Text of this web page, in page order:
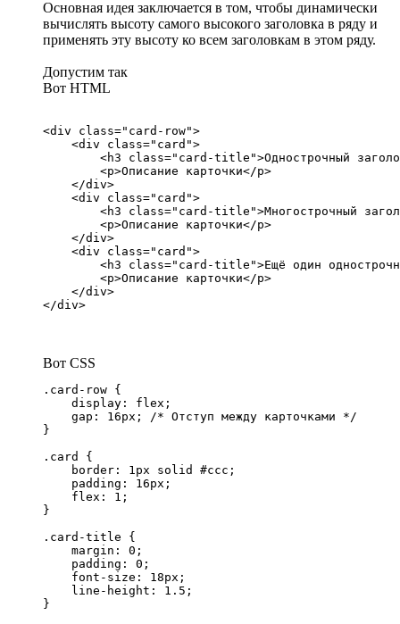
Основная идея заключается в том, чтобы динамически
вычислять высоту самого высокого заголовка в ряду и
применять эту высоту ко всем заголовкам в этом ряду.
Допустим так
Вот HTML
<div class="card-row">
    <div class="card">
<h3 class="card-title">Однострочный
        <p>Описание карточки</p>
    </div>
    <div class="card">
<h3 class="card-title">Многострочный
        <p>Описание карточки</p>
    </div>
    <div class="card">
<h3 class="card-title">Ещё один
        <p>Описание карточки</p>
    </div>
</div>
Вот CSS
.card-row {
    display: flex;
    gap: 16px; /* Отступ между карточками */
}
.card {
    border: 1px solid #ccc;
    padding: 16px;
    flex: 1;
}
.card-title {
    margin: 0;
    padding: 0;
    font-size: 18px;
    line-height: 1.5;
}